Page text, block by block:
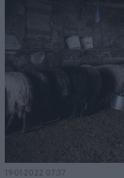
19·01·2022 07:37